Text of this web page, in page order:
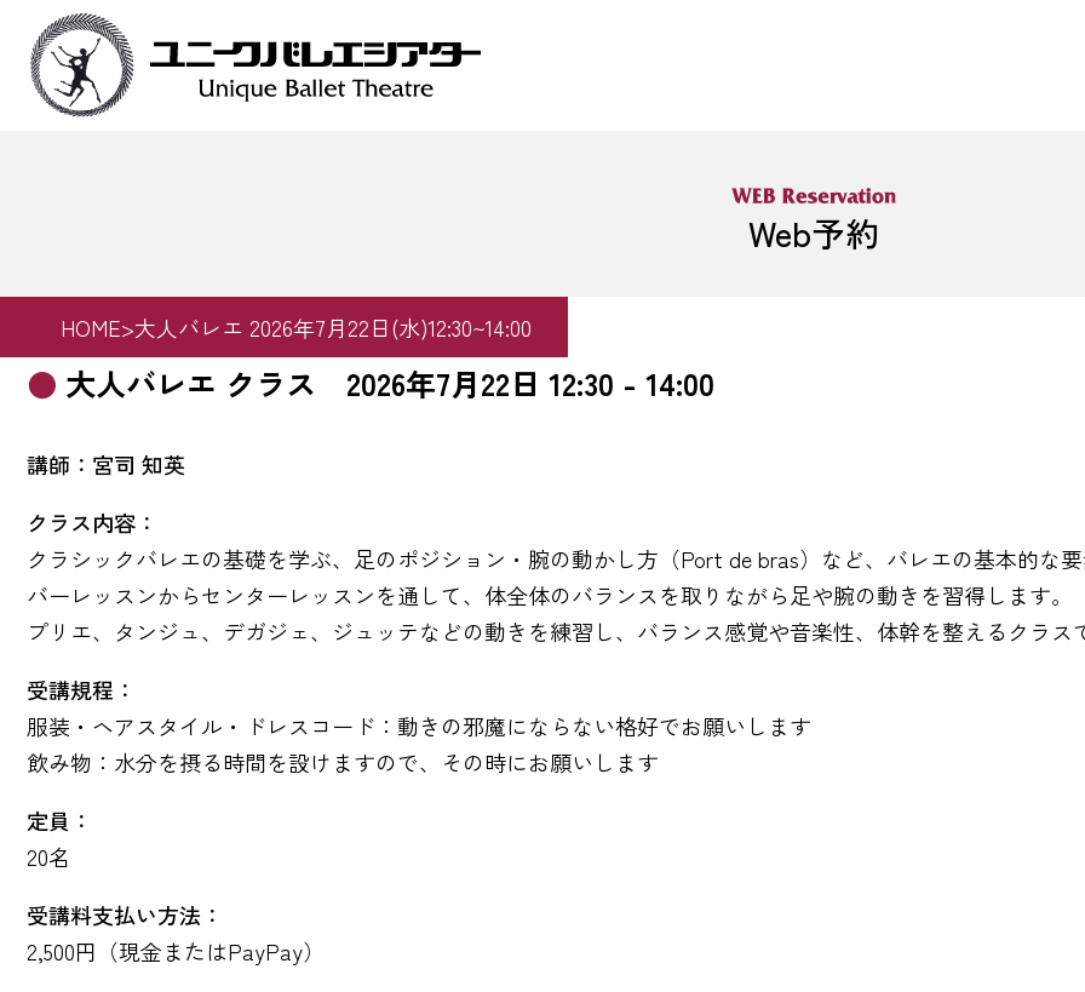
Web予約
HOME>大人バレエ 2026年7月22日(水)12:30~14:00
大人バレエ クラス 2026年7月22日 12:30 - 14:00
講師：宮司 知英
クラス内容：
クラシックバレエの基礎を学ぶ、足のポジション・腕の動かし方（Port de bras）など、バレエの基本的な要
バーレッスンからセンターレッスンを通して、体全体のバランスを取りながら足や腕の動きを習得します。
プリエ、タンジュ、デガジェ、ジュッテなどの動きを練習し、バランス感覚や音楽性、体幹を整えるクラス
受講規程：
服装・ヘアスタイル・ドレスコード：動きの邪魔にならない格好でお願いします
飲み物：水分を摂る時間を設けますので、その時にお願いします
定員：
20名
受講料支払い方法：
2,500円（現金またはPayPay）